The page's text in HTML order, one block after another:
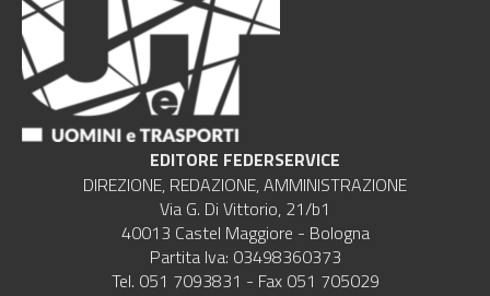
EDITORE FEDERSERVICE
DIREZIONE, REDAZIONE, AMMINISTRAZIONE
Via G. Di Vittorio, 21/b1
40013 Castel Maggiore - Bologna
Partita Iva: 03498360373
Tel. 051 7093831 - Fax 051 705029